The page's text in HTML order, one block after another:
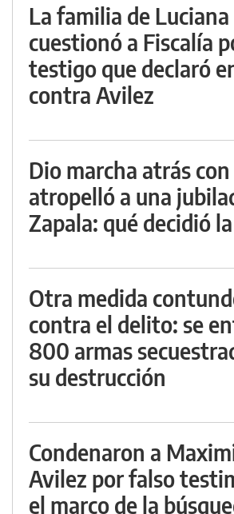
La familia de
cuestionó a Fiscalía
testigo que declaró
contra Avilez
Dio marcha atrás
atropelló a una
Zapala: qué decidió
Otra medida
contra el delito: se
800 armas
su destrucción
Condenaron a
Avilez por falso
el marco de la